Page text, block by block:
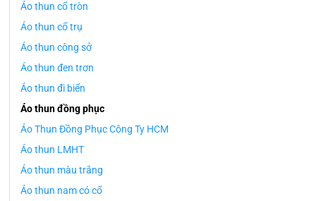
Áo thun cổ tròn
Áo thun cổ trụ
Áo thun công sở
Áo thun đen trơn
Áo thun đi biển
Áo thun đồng phục
Áo Thun Đồng Phục Công Ty HCM
Áo thun LMHT
Áo thun màu trắng
Áo thun nam có cổ